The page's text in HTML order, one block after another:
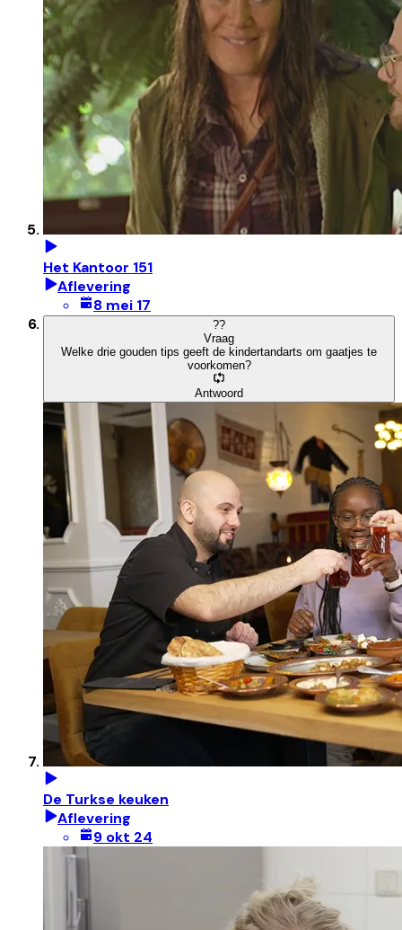
Het Kantoor 151
Aflevering
8 mei 17
??
Vraag
Welke drie gouden tips geeft de kindertandarts om gaatjes te
voorkomen?
Antwoord
De Turkse keuken
Aflevering
9 okt 24